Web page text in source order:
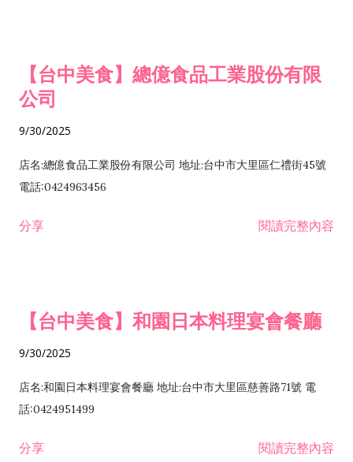
【台中美食】總億食品工業股份有限
公司
9/30/2025
店名:總億食品工業股份有限公司 地址:台中市大里區仁禮街45號
電話:0424963456
分享 閱讀完整內容
【台中美食】和園日本料理宴會餐廳
9/30/2025
店名:和園日本料理宴會餐廳 地址:台中市大里區慈善路71號 電
話:0424951499
分享 閱讀完整內容